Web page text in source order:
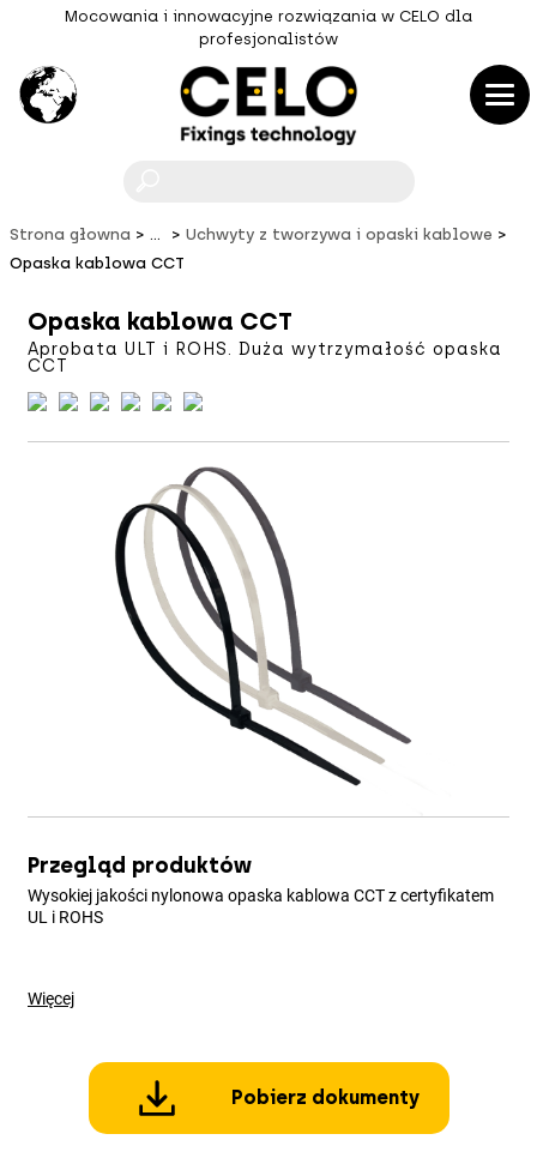
Mocowania i innowacyjne rozwiązania w CELO dla
profesjonalistów
Strona głowna ...
Uchwyty z tworzywa i opaski kablowe
Opaska kablowa CCT
Opaska kablowa CCT
Aprobata ULT i ROHS. Duża wytrzymałość opaska
CCT
Przegląd produktów
Wysokiej jakości nylonowa opaska kablowa CCT z certyfikatem
UL i ROHS
Więcej
Pobierz dokumenty